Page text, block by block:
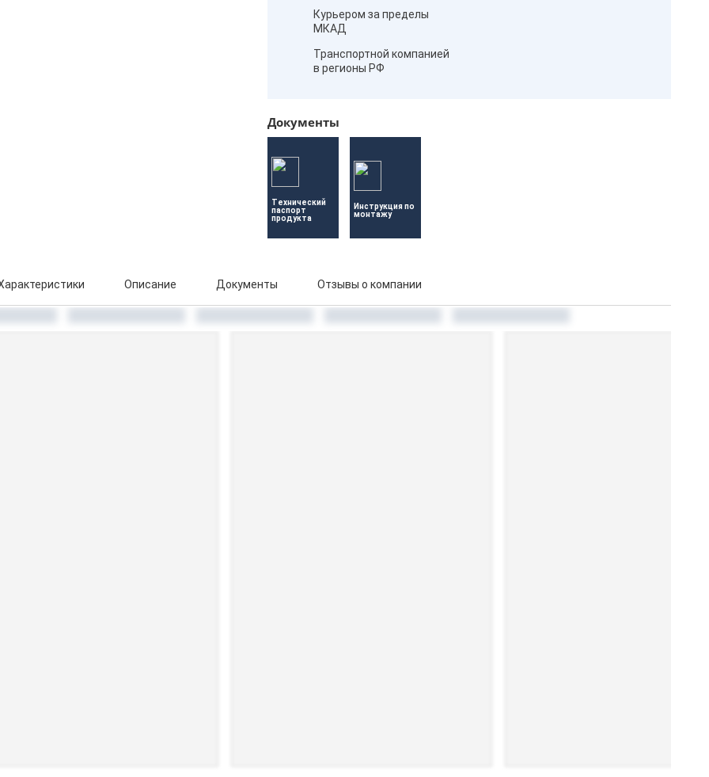
Курьером за пределы
МКАД
Транспортной компанией
в регионы РФ
Документы
Технический
паспорт
продукта
Инструкция по
монтажу
Описание Документы Отзывы о компании